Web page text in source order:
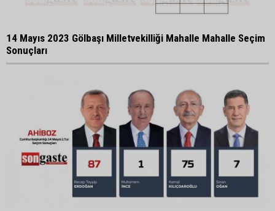
14 Mayıs 2023 Gölbaşı Milletvekilliği Mahalle Mahalle Seçim
Sonuçları